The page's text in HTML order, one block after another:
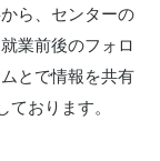
ら、センターの
業前後のフォロ
とで情報を共有
ております。